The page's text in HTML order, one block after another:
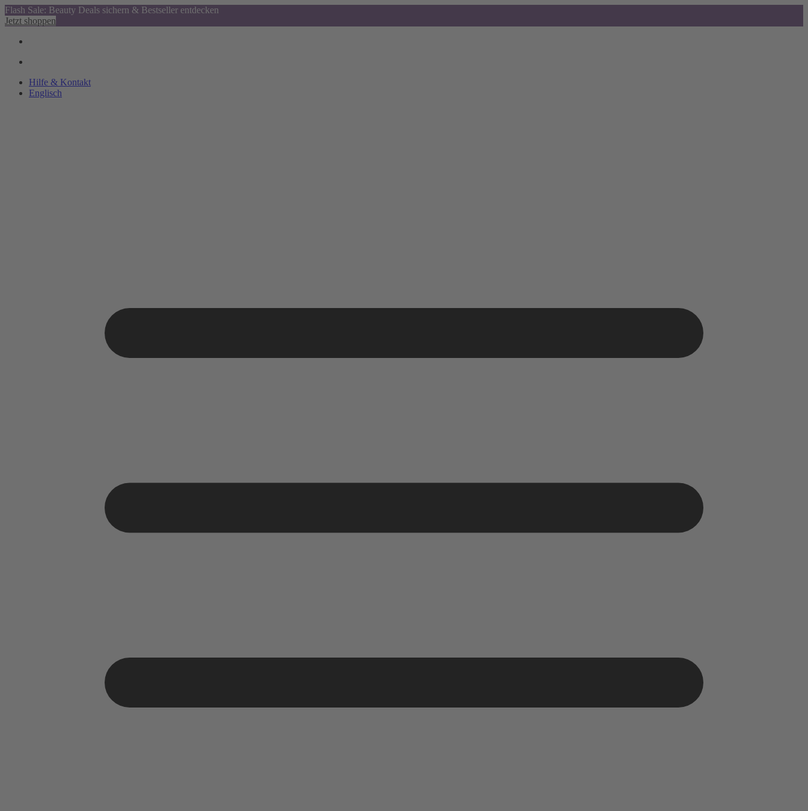
Flash Sale: Beauty Deals sichern & Bestseller entdecken
Jetzt shoppen
Hilfe & Kontakt
Englisch